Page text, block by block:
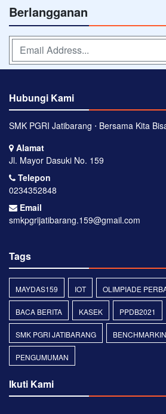
Berlangganan
Hubungi Kami
SMK PGRI Jatibarang ⋅ Bersama Kita
Alamat
Jl. Mayor Dasuki No. 159
Telepon
0234352848
Email
smkpgrijatibarang.159@gmail.com
Tags
MAYDAS159 IOT OLIMPIADE
BACA BERITA KASEK PPDB2021
SMK PGRI JATIBARANG
PENGUMUMAN
Ikuti Kami